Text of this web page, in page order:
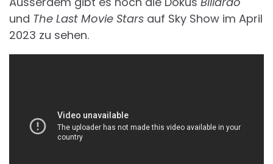
und The Last Movie Stars auf Sky Show im April
2023 zu sehen.